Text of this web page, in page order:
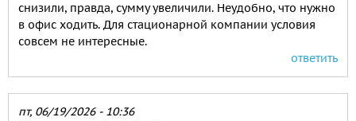
снизили, правда, сумму увеличили. Неудобно, что нужно
в офис ходить. Для стационарной компании условия
совсем не интересные.
ответить
пт, 06/19/2026 - 10:36